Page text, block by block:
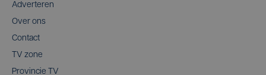
Adverteren
Over ons
Contact
TV zone
Provincie TV